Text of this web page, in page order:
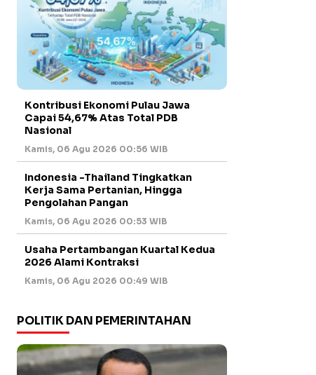
Kontribusi Ekonomi Pulau Jawa
Capai 54,67% Atas Total PDB
Nasional
Kamis, 06 Agu 2026 00:56 WIB
Indonesia -Thailand Tingkatkan
Kerja Sama Pertanian, Hingga
Pengolahan Pangan
Kamis, 06 Agu 2026 00:53 WIB
Usaha Pertambangan Kuartal Kedua
2026 Alami Kontraksi
Kamis, 06 Agu 2026 00:49 WIB
POLITIK DAN PEMERINTAHAN